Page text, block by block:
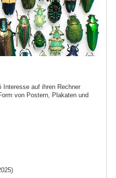
auf ihren Rechner
von Postern, Plakaten und